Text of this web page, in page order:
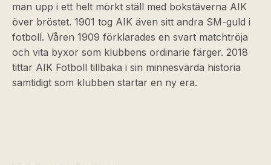
man upp i ett helt mörkt ställ med bokstäverna AIK
över bröstet. 1901 tog AIK även sitt andra SM-guld i
fotboll. Våren 1909 förklarades en svart matchtröja
och vita byxor som klubbens ordinarie färger. 2018
tittar AIK Fotboll tillbaka i sin minnesvärda historia
samtidigt som klubben startar en ny era.